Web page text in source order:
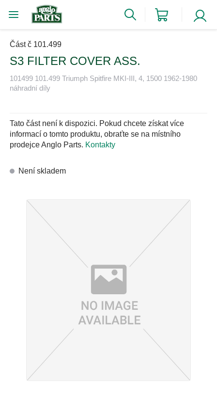
Část č 101.499
S3 FILTER COVER ASS.
101499 101.499 Triumph Spitfire MKI-III, 4, 1500 1962-1980
náhradní díly
Tato část není k dispozici. Pokud chcete získat více
informací o tomto produktu, obraťte se na místního
prodejce Anglo Parts. Kontakty
Není skladem